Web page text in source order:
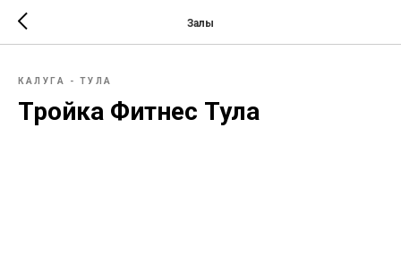
Залы
КАЛУГА - ТУЛА
Тройка Фитнес Тула